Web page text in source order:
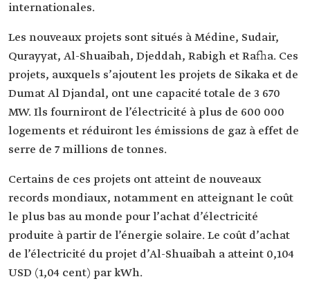
internationales.
Les nouveaux projets sont situés à Médine, Sudair,
Qurayyat, Al-Shuaibah, Djeddah, Rabigh et Rafha. Ces
projets, auxquels s’ajoutent les projets de Sikaka et de
Dumat Al Djandal, ont une capacité totale de 3 670
MW. Ils fourniront de l’électricité à plus de 600 000
logements et réduiront les émissions de gaz à effet de
serre de 7 millions de tonnes.
Certains de ces projets ont atteint de nouveaux
records mondiaux, notamment en atteignant le coût
le plus bas au monde pour l’achat d’électricité
produite à partir de l’énergie solaire. Le coût d’achat
de l’électricité du projet d’Al-Shuaibah a atteint 0,104
USD (1,04 cent) par kWh.